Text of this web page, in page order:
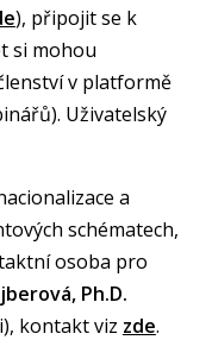
), připojit se k
si mohou
v platformě
Uživatelský
a
schématech,
osoba pro
Ph.D.
kontakt viz zde.